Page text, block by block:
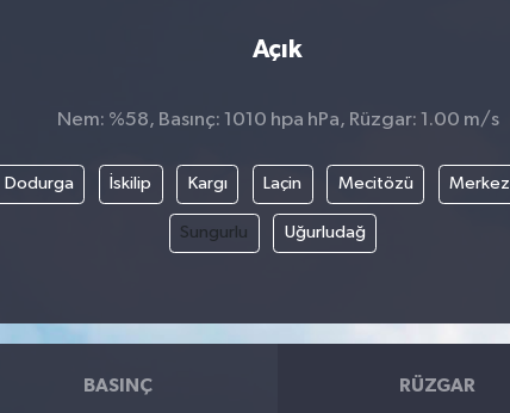
Açık
Nem: %58, Basınç: 1010 hpa hPa, Rüzgar: 1.00 m/s
Dodurga İskilip Kargı Laçin Mecitözü Merkez
Sungurlu Uğurludağ
BASINÇ RÜZGAR